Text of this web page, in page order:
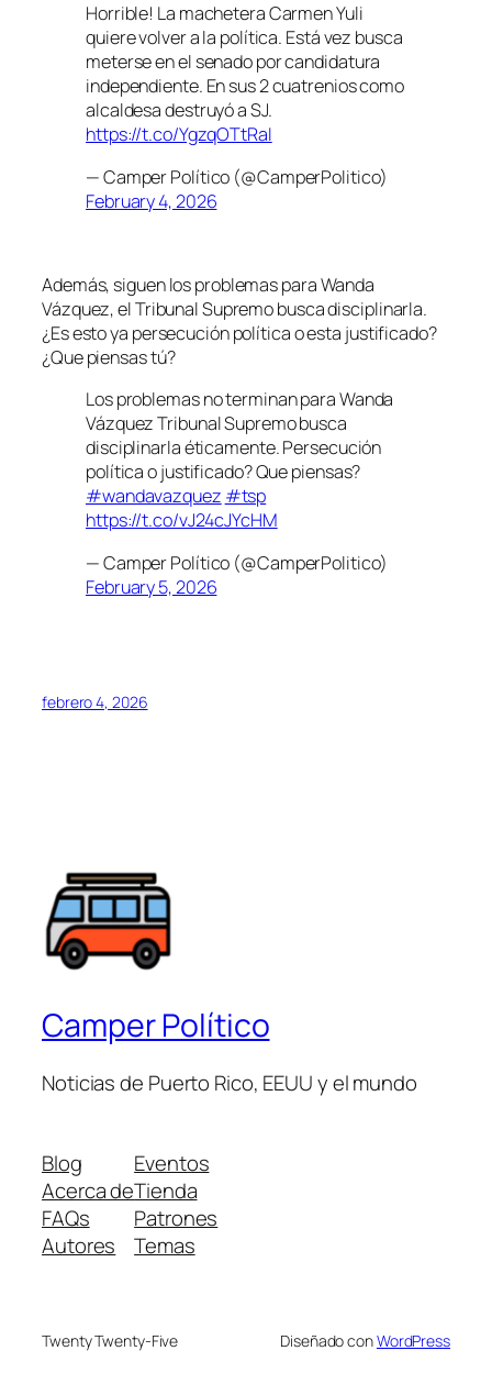
Horrible! La machetera Carmen Yuli
quiere volver a la política. Está vez busca
meterse en el senado por candidatura
independiente. En sus 2 cuatrenios como
alcaldesa destruyó a SJ.
https://t.co/YgzqOTtRaI
— Camper Político (@CamperPolitico)
February 4, 2026
Además, siguen los problemas para Wanda
Vázquez, el Tribunal Supremo busca disciplinarla.
¿Es esto ya persecución política o esta justificado?
¿Que piensas tú?
Los problemas no terminan para Wanda
Vázquez Tribunal Supremo busca
disciplinarla éticamente. Persecución
política o justificado? Que piensas?
#wandavazquez #tsp
https://t.co/vJ24cJYcHM
— Camper Político (@CamperPolitico)
February 5, 2026
febrero 4, 2026
Camper Político
Noticias de Puerto Rico, EEUU y el mundo
Blog
Acerca de
FAQs
Autores
Eventos
Tienda
Patrones
Temas
Twenty Twenty-Five Diseñado conWordPress